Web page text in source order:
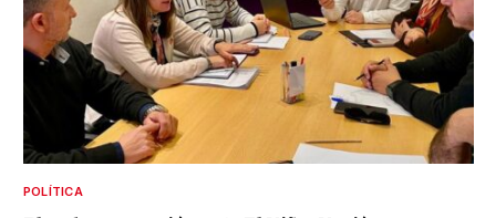
POLÍTICA